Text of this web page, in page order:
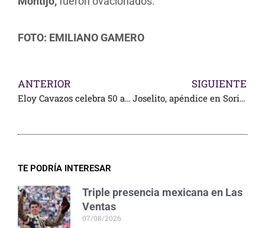
FOTO: EMILIANO GAMERO
ANTERIOR
Eloy Cavazos celebra 50 aniversario matrimonial
SIGUIENTE
Joselito, apéndice en Soria; dos para De Justo
TE PODRÍA INTERESAR
Triple presencia mexicana en Las
Ventas
07/08/2026